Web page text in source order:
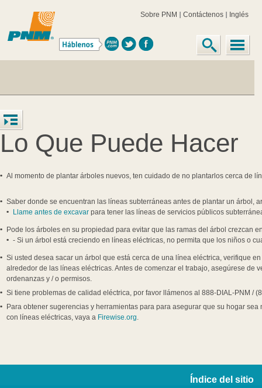
Sobre PNM Contáctenos Inglés
Lo Que Puede Hacer
Al momento de plantar árboles nuevos, ten cuidado de no plantarlos cerca de
Saber donde se encuentran las líneas subterráneas antes de plantar un árbol,
Llame antes de excavar para tener las líneas de servicios públicos
Pode los árboles en su propiedad para evitar que las ramas del árbol crezcan
- Si un árbol está creciendo en líneas eléctricas, no permita que los niños o
Si usted desea sacar un árbol que está cerca de una línea eléctrica, verifique
alrededor de las líneas eléctricas. Antes de comenzar el trabajo, asegúrese de
ordenanzas y / o permisos.
Si tiene problemas de calidad eléctrica, por favor llámenos al 888-DIAL-PNM /
Para obtener sugerencias y herramientas para para asegurar que su hogar
con líneas eléctricas, vaya a Firewise.org.
Índice del sitio